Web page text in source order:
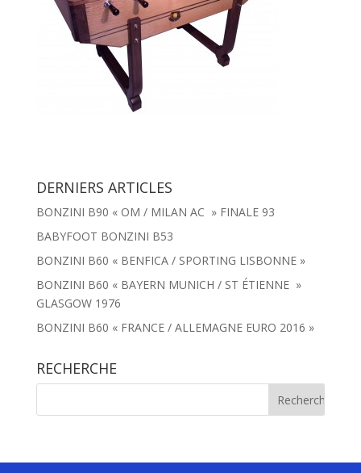
DERNIERS ARTICLES
BONZINI B90 « OM / MILAN AC » FINALE 93
BABYFOOT BONZINI B53
BONZINI B60 « BENFICA / SPORTING LISBONNE »
BONZINI B60 « BAYERN MUNICH / ST ÉTIENNE »
GLASGOW 1976
BONZINI B60 « FRANCE / ALLEMAGNE EURO 2016 »
RECHERCHE